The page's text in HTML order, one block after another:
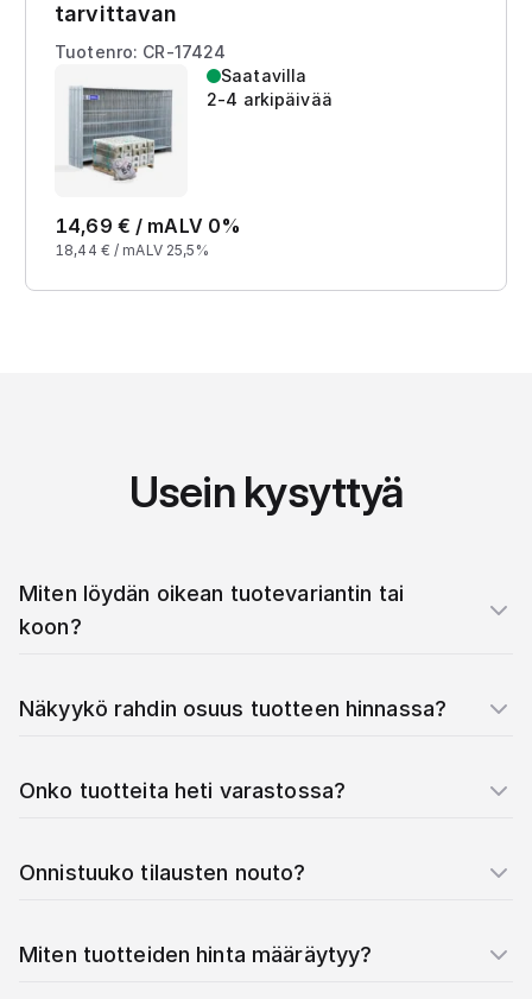
tarvittavan
Tuotenro: CR-17424
Saatavilla
2-4 arkipäivää
14,69 € / mALV 0%
18,44 € / mALV 25,5%
Usein kysyttyä
Miten löydän oikean tuotevariantin tai
koon?
Näkyykö rahdin osuus tuotteen hinnassa?
Onko tuotteita heti varastossa?
Onnistuuko tilausten nouto?
Miten tuotteiden hinta määräytyy?